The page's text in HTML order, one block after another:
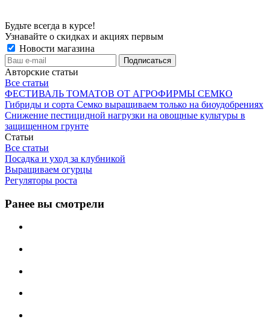
Будьте всегда в курсе!
Узнавайте о скидках и акциях первым
Новости магазина
Авторские статьи
Все статьи
ФЕСТИВАЛЬ ТОМАТОВ ОТ АГРОФИРМЫ СЕМКО
Гибриды и сорта Семко выращиваем только на биоудобрениях
Снижение пестицидной нагрузки на овощные культуры в
защищенном грунте
Статьи
Все статьи
Посадка и уход за клубникой
Выращиваем огурцы
Регуляторы роста
Ранее вы смотрели